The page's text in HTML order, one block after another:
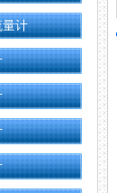
计